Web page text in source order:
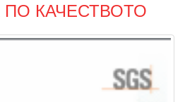
КАЧЕСТВОТО